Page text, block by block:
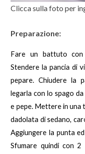
Clicca sulla foto per
Preparazione:
Fare un battuto
Stendere la pancia di
pepare.Chiudere la
legarla con lo spago
e pepe. Mettere in una
dadolata di sedano,
Aggiungere la punta
Sfumare quindi con 2